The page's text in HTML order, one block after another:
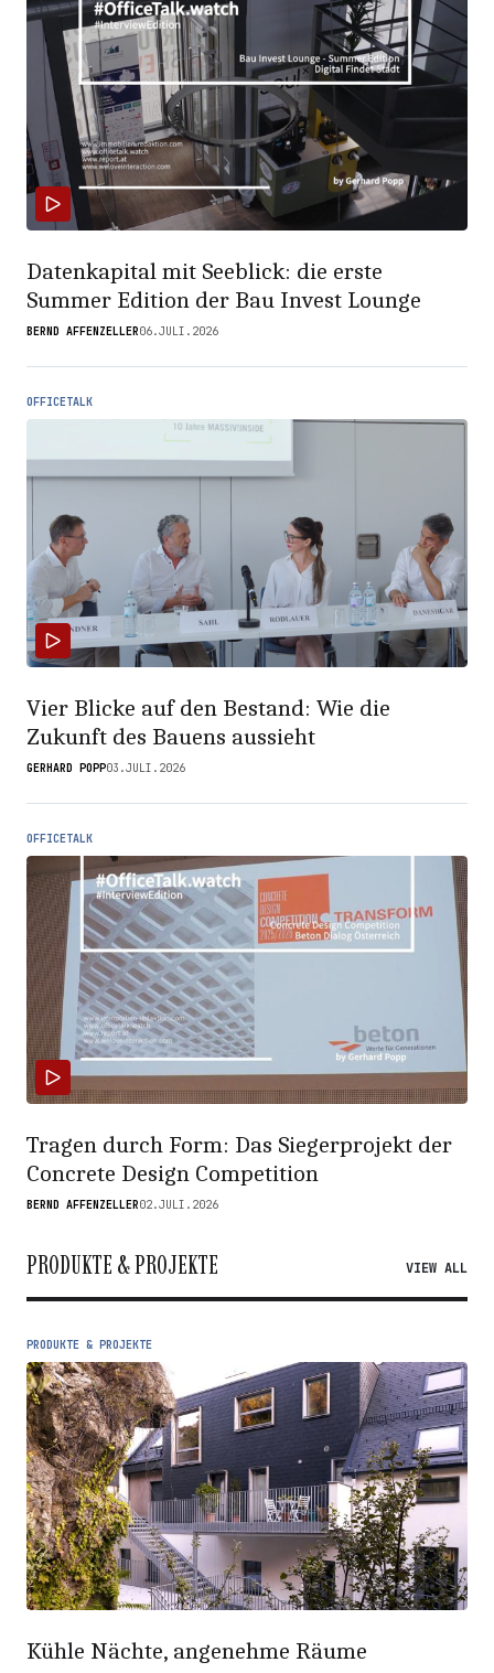
Datenkapital mit Seeblick: die erste
Summer Edition der Bau Invest Lounge
BERND AFFENZELLER06.JULI.2026
OFFICETALK
Vier Blicke auf den Bestand: Wie die
Zukunft des Bauens aussieht
GERHARD POPP03.JULI.2026
OFFICETALK
Tragen durch Form: Das Siegerprojekt der
Concrete Design Competition
BERND AFFENZELLER02.JULI.2026
PRODUKTE & PROJEKTE VIEW ALL
PRODUKTE & PROJEKTE
Kühle Nächte, angenehme Räume